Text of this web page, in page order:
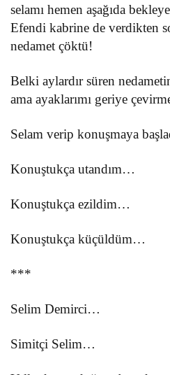
selamı hemen aşağıda
Efendi kabrine de verdikten
nedamet çöktü!
Belki aylardır süren nedametin
ama ayaklarımı geriye
Selam verip konuşmaya
Konuştukça utandım…
Konuştukça ezildim…
Konuştukça küçüldüm…
***
Selim Demirci…
Simitçi Selim…